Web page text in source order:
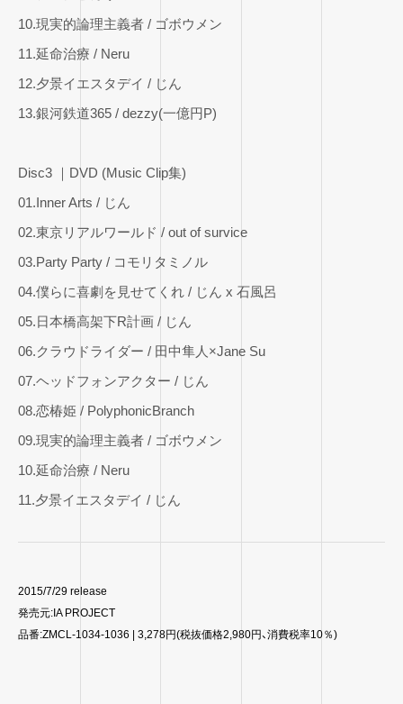
10.現実的論理主義者 / ゴボウメン
11.延命治療 / Neru
12.夕景イエスタデイ / じん
13.銀河鉄道365 / dezzy(一億円P)
Disc3 ｜DVD (Music Clip集)
01.Inner Arts / じん
02.東京リアルワールド / out of survice
03.Party Party / コモリタミノル
04.僕らに喜劇を見せてくれ / じん x 石風呂
05.日本橋高架下R計画 / じん
06.クラウドライダー / 田中隼人×Jane Su
07.ヘッドフォンアクター / じん
08.恋椿姫 / PolyphonicBranch
09.現実的論理主義者 / ゴボウメン
10.延命治療 / Neru
11.夕景イエスタデイ / じん
2015/7/29 release
発売元:IA PROJECT
品番:ZMCL-1034-1036 | 3,278円(税抜価格2,980円、消費税率10％)